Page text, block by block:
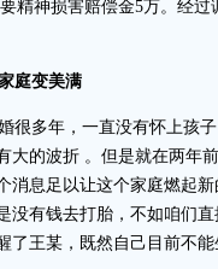
精神损害赔偿金5万。经
庭变美满
很多年，一直没有怀上孩
大的波折 。但是就在两年
消息足以让这个家庭燃起
没有钱去打胎，不如咱们
了王某，既然自己目前不